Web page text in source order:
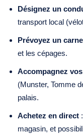
Désignez un
transport local
Prévoyez un
et les cépages.
Accompagnez
(Munster, Tomme
palais.
Achetez en direct
magasin, et